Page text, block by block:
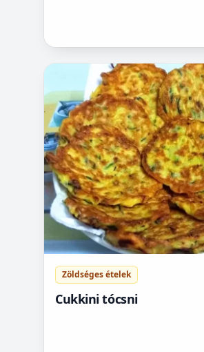
Zöldséges ételek
Cukkini tócsni